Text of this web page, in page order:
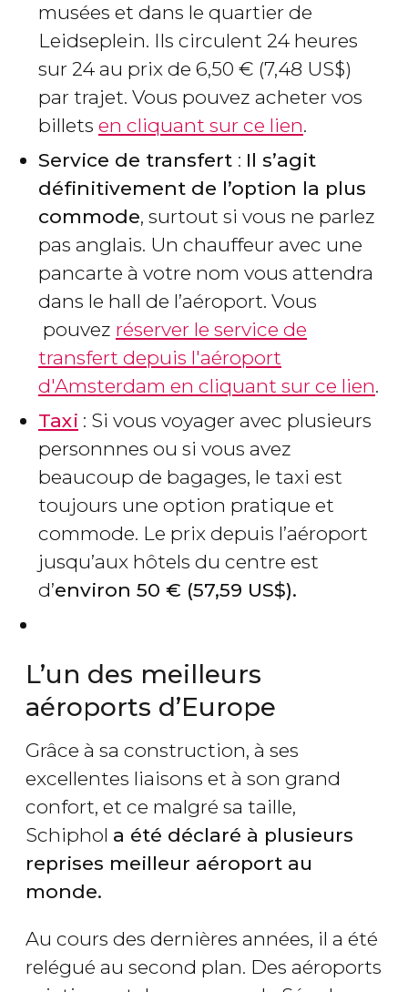
musées et dans le quartier de
Leidseplein. Ils circulent 24 heures
sur 24 au prix de 6,50 € (7,48 US$)
par trajet. Vous pouvez acheter vos
billets en cliquant sur ce lien.
Service de transfert : Il s’agit
définitivement de l’option la plus
commode, surtout si vous ne parlez
pas anglais. Un chauffeur avec une
pancarte à votre nom vous attendra
dans le hall de l’aéroport. Vous
pouvez réserver le service de
transfert depuis l'aéroport
d'Amsterdam en cliquant sur ce lien.
Taxi : Si vous voyager avec plusieurs
personnnes ou si vous avez
beaucoup de bagages, le taxi est
toujours une option pratique et
commode. Le prix depuis l’aéroport
jusqu’aux hôtels du centre est
d’environ 50 € (57,59 US$).
L’un des meilleurs
aéroports d’Europe
Grâce à sa construction, à ses
excellentes liaisons et à son grand
confort, et ce malgré sa taille,
Schiphol a été déclaré à plusieurs
reprises meilleur aéroport au
monde.
Au cours des dernières années, il a été
relégué au second plan. Des aéroports